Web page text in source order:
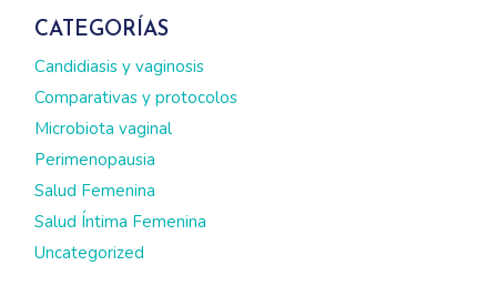
CATEGORÍAS
Candidiasis y vaginosis
Comparativas y protocolos
Microbiota vaginal
Perimenopausia
Salud Femenina
Salud Íntima Femenina
Uncategorized